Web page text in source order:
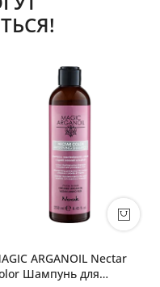
ARGANOIL Nectar
Шампунь для